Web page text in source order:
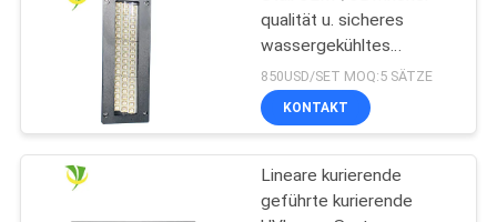
qualität u. sicheres
wassergekühltes
Wasserkühlung LED
kurierendes UVsystem
für Offsetdruckmaschine
850USD/SET MOQ:5 SÄTZE
KONTAKT
Lineare kurierende
geführte kurierende